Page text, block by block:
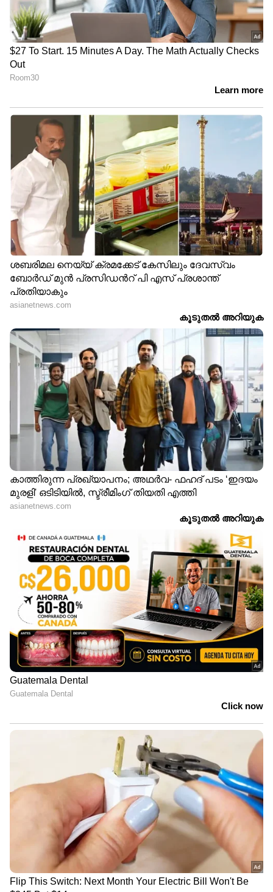
ജോലിയും ഉത്തരവാദിത്തങ്ങളും കൃത്യമായി
നിർവ്വചിക്കപ്പെടുകയും വിവിധ
സ്പെഷ്യാൽറ്റികളിലേയും ജനറൽ
കേഡറിലേയും ഡോക്ടർമാർ പ്രതിദിനം
കാണേണ്ടുന്ന രോഗികളുടെ എണ്ണം
അത്യാവശ്യമാണ്. ശാസ്ത്രീയമായി ഇത്
നിർവ്വചിക്കപ്പെടേണ്ടത് നിലവാരമുള്ള ചികിത്സ
ഉറപ്പുവരുത്തുന്നതിനും ഡോക്ടറുടെയും
രോഗിയുടെയും മനുഷ്യാവകാശം
ഉറപ്പാക്കുന്നതിനും
അത്യന്താപേക്ഷിതവുമാണ്. ആരോഗ്യദായകർ
ക്കും മാനസികവും ശാരീരികവും ആയ
ആരോഗ്യം കാത്തുസൂക്ഷിക്കാനും സർവോപരി
പൊതുജനങ്ങൾക്ക് അവർ അർഹിക്കുന്ന
രീതിയിലുള്ള ഗുണപരമായ ചികിത്സയും
സേവനവും ഉറപ്പാക്കാനും സാധിക്കുന്ന
തരത്തിൽ മനുഷ്യവിഭവശേഷിയിലെ കുറവ്
പരിഹരിക്കാൻ സർക്കാർ അടിയന്തിരമായി
ഇടപെടണമെന്നും സംഘടന ആവശ്യപ്പെടുന്നു.
ഏഷ്യാനെറ്റ് ന്യൂസ് വാർത്തകൾ തത്സമയം
കാണാം